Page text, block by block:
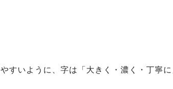
すいように、字は「大きく・濃く・丁寧